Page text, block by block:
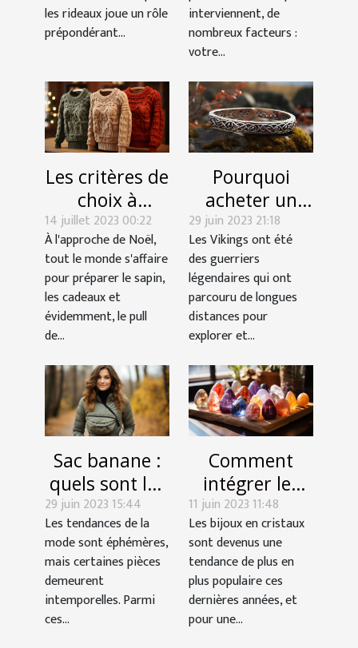
d'une pièce
les rideaux joue un rôle
prépondérant...
interviennent, de
nombreux facteurs :
votre...
Les critères de
choix à
considérer
pour choisir
un bon pull de
Noël
14 juillet 2023 00:22
À l'approche de Noël,
tout le monde s'affaire
pour préparer le sapin,
les cadeaux et
évidemment, le pull
de...
Pourquoi
acheter un
bracelet
Viking ?
29 juin 2023 21:18
Les Vikings ont été
des guerriers
légendaires qui ont
parcouru de longues
distances pour
explorer et...
Sac banane :
quels sont les
avantages de
choisir cet
accessoire de
mode ?
29 juin 2023 15:44
Les tendances de la
mode sont éphémères,
mais certaines pièces
demeurent
intemporelles. Parmi
ces...
Comment
intégrer les
cristaux dans
votre style
personnel ?
11 juin 2023 11:48
Les bijoux en cristaux
sont devenus une
tendance de plus en
plus populaire ces
dernières années, et
pour une...